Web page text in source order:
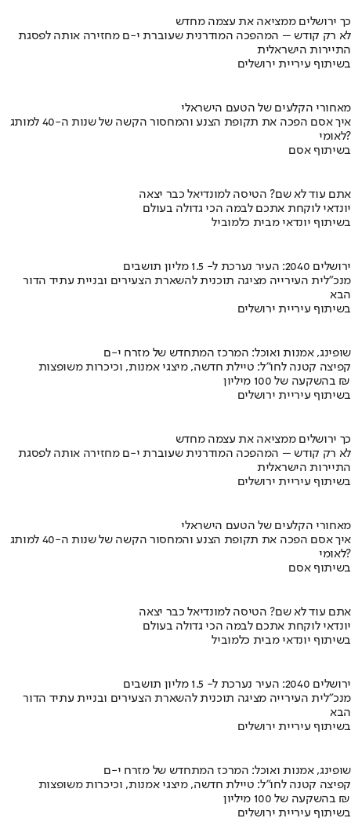
כך ירושלים ממציאה את עצמה מחדש
לא רק קודש – המהפכה המודרנית שעוברת י-ם מחזירה אותה לפסגת
התיירות הישראלית
בשיתוף עיריית ירושלים
מאחורי הקלעים של הטעם הישראלי
איך אסם הפכה את תקופת הצנע והמחסור הקשה של שנות ה-40 למותג
לאומי?
בשיתוף אסם
אתם עוד לא שם? הטיסה למונדיאל כבר יצאה
יונדאי לוקחת אתכם לבמה הכי גדולה בעולם
בשיתוף יונדאי מבית כלמוביל
ירושלים 2040: העיר נערכת ל- 1.5 מליון תושבים
מנכ"לית העירייה מציגה תוכנית להשארת הצעירים ובניית עתיד הדור
הבא
בשיתוף עיריית ירושלים
שופינג, אמנות ואוכל: המרכז המתחדש של מזרח י-ם
קפיצה קטנה לחו"ל: טיילת חדשה, מיצגי אמנות, וכיכרות משופצות
בהשקעה של 100 מיליון ₪
בשיתוף עיריית ירושלים
כך ירושלים ממציאה את עצמה מחדש
לא רק קודש – המהפכה המודרנית שעוברת י-ם מחזירה אותה לפסגת
התיירות הישראלית
בשיתוף עיריית ירושלים
מאחורי הקלעים של הטעם הישראלי
איך אסם הפכה את תקופת הצנע והמחסור הקשה של שנות ה-40 למותג
לאומי?
בשיתוף אסם
אתם עוד לא שם? הטיסה למונדיאל כבר יצאה
יונדאי לוקחת אתכם לבמה הכי גדולה בעולם
בשיתוף יונדאי מבית כלמוביל
ירושלים 2040: העיר נערכת ל- 1.5 מליון תושבים
מנכ"לית העירייה מציגה תוכנית להשארת הצעירים ובניית עתיד הדור
הבא
בשיתוף עיריית ירושלים
שופינג, אמנות ואוכל: המרכז המתחדש של מזרח י-ם
קפיצה קטנה לחו"ל: טיילת חדשה, מיצגי אמנות, וכיכרות משופצות
בהשקעה של 100 מיליון ₪
בשיתוף עיריית ירושלים